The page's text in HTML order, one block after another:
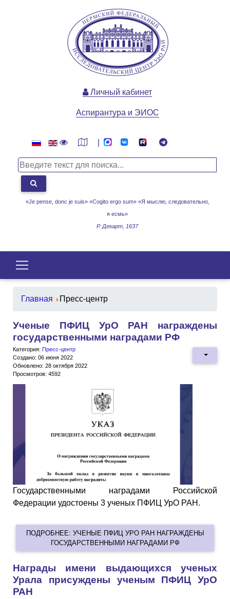
«Je pense, donc je suis» «Cogito ergo sum» «Я мыслю, следовательно,
я есмь»
Р. Декарт, 1637
Личный кабинет
Аспирантура и ЭИОС
Главная Пресс-центр
Ученые ПФИЦ УрО РАН награждены
государственными наградами РФ
Категория: Пресс-центр
Создано: 06 июня 2022
Обновлено: 28 октября 2022
Просмотров: 4592
Государственными наградами Российской
Федерации удостоены 3 ученых ПФИЦ УрО РАН.
ПОДРОБНЕЕ: УЧЕНЫЕ ПФИЦ УРО РАН НАГРАЖДЕНЫ
ГОСУДАРСТВЕННЫМИ НАГРАДАМИ РФ
Награды имени выдающихся ученых
Урала присуждены ученым ПФИЦ УрО
РАН